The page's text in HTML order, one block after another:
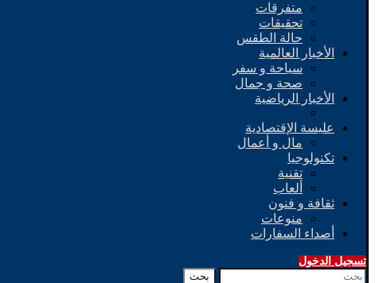
متفرقات
تحقيقات
حالة الطقس
الأخبار العالمية
سياحة و سفر
صحة و جمال
الأخبار الرياضية
عليسة الإقتصادية
مال و أعمال
تكنولوجيا
تقنية
ألعاب
ثقافة و فنون
منوعات
أصداء السفارات
تسجيل الدخول
بحث